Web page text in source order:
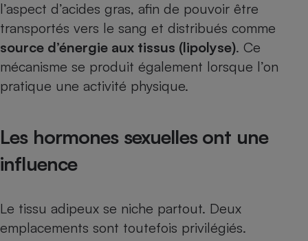
l’aspect d’acides gras, afin de pouvoir être
transportés vers le sang et distribués comme
source d’énergie aux tissus (lipolyse). Ce
mécanisme se produit également lorsque l’on
pratique une activité physique.
Les hormones sexuelles ont une
influence
Le tissu adipeux se niche partout. Deux
emplacements sont toutefois privilégiés.
Plaque de cuisson à
induction
Climatiseur -
Ventilateur
Téléphone mobile -
Smartphone
Ventilateur